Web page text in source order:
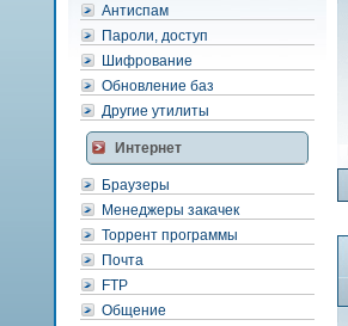
Антиспам
Пароли, доступ
Шифрование
Обновление баз
Другие утилиты
Интернет
Браузеры
Менеджеры закачек
Торрент программы
Почта
FTP
Общение